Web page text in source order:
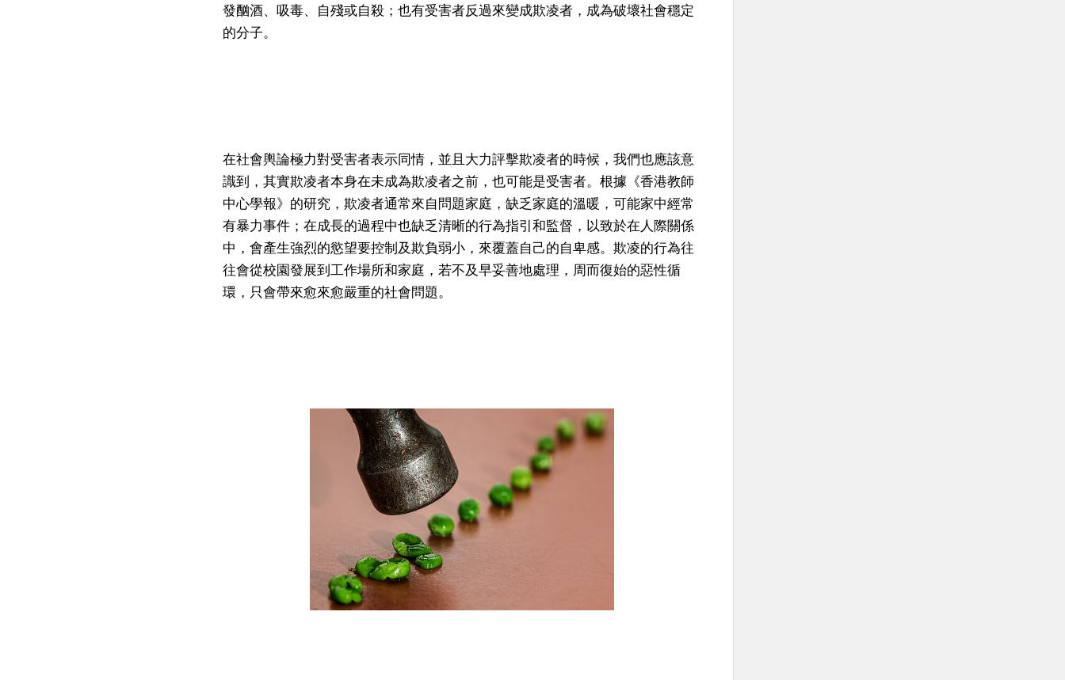
發酗酒、吸毒、自殘或自殺；也有受害者反過來變成欺凌者，成為破壞社會穩定
的分子。
在社會輿論極力對受害者表示同情，並且大力評擊欺凌者的時候，我們也應該意
識到，其實欺凌者本身在未成為欺凌者之前，也可能是受害者。根據《香港教師
中心學報》的研究，欺凌者通常來自問題家庭，缺乏家庭的溫暖，可能家中經常
有暴力事件；在成長的過程中也缺乏清晰的行為指引和監督，以致於在人際關係
中，會產生強烈的慾望要控制及欺負弱小，來覆蓋自己的自卑感。欺凌的行為往
往會從校園發展到工作場所和家庭，若不及早妥善地處理，周而復始的惡性循
環，只會帶來愈來愈嚴重的社會問題。